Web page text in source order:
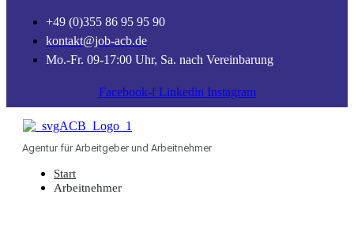
+49 (0)355 86 95 95 90
kontakt@job-acb.de
Mo.-Fr. 09-17:00 Uhr, Sa. nach Vereinbarung
Facebook-f Linkedin Instagram
Agentur für Arbeitgeber und Arbeitnehmer
Start
Arbeitnehmer